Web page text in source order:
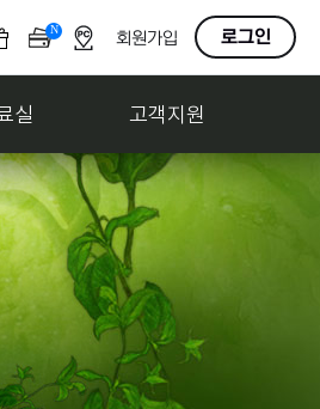
N
F
회원가입 로그인
실 고객지원